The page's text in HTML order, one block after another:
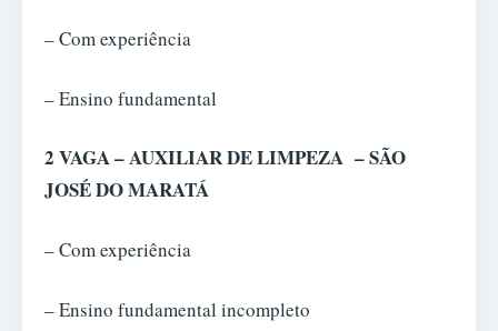
– Com experiência
– Ensino fundamental
2 VAGA – AUXILIAR DE LIMPEZA – SÃO
JOSÉ DO MARATÁ
– Com experiência
– Ensino fundamental incompleto